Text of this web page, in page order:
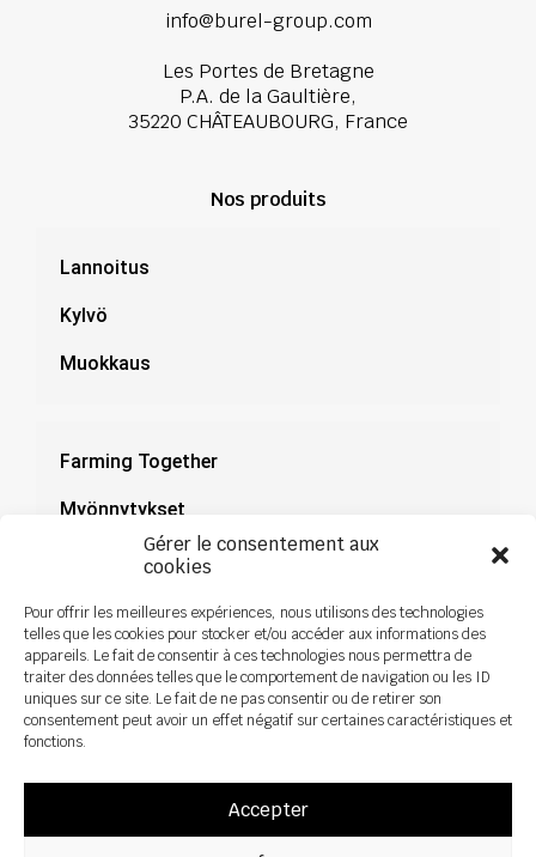
Gérer le consentement aux
cookies
Pour offrir les meilleures expériences, nous utilisons des technologies
telles que les cookies pour stocker et/ou accéder aux informations des
appareils. Le fait de consentir à ces technologies nous permettra de
traiter des données telles que le comportement de navigation ou les ID
uniques sur ce site. Le fait de ne pas consentir ou de retirer son
consentement peut avoir un effet négatif sur certaines caractéristiques et
fonctions.
Accepter
info@burel-group.com
Les Portes de Bretagne
P.A. de la Gaultière,
35220 CHÂTEAUBOURG, France
Nos produits
Lannoitus
Kylvö
Muokkaus
Farming Together
Myönnytykset
Dokumentaatio
Uutiset